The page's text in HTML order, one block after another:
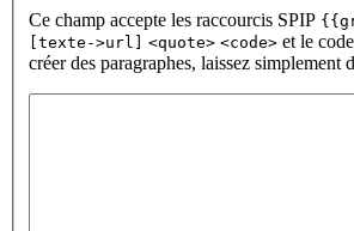
Ce champ accepte les raccourcis SPIP
[texte->url] <quote> <code> et le
créer des paragraphes, laissez simplement